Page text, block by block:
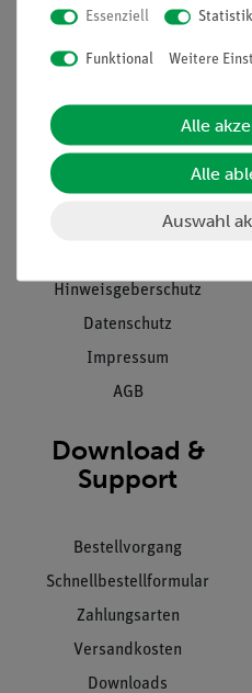
Informationen
Projekte und Lösungen
Stellenangebote
Hinweisgeberschutz
Datenschutz
Impressum
AGB
Download &
Support
Bestellvorgang
Schnellbestellformular
Zahlungsarten
Versandkosten
Downloads
Essenziell Statistik
Funktional Weitere
Alle
Alle
Auswahl